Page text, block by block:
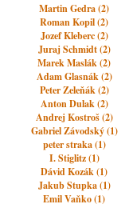
Martin Gedra (2)
Roman Kopil (2)
Jozef Kleberc (2)
Juraj Schmidt (2)
Marek Maslák (2)
Adam Glasnák (2)
Peter Zeleňák (2)
Anton Dulak (2)
Andrej Kostroš (2)
Gabriel Závodský (1)
peter straka (1)
I. Stiglitz (1)
Dávid Kozák (1)
Jakub Stupka (1)
Emil Vaňko (1)